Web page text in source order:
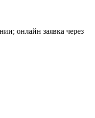
онлайн заявка через